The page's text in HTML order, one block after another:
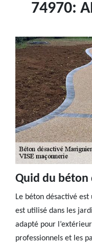
74970:
Quid du béton
Le béton désactivé
est utilisé dans les
adapté pour
professionnels et les